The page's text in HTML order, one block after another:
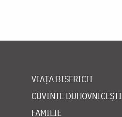
VIAȚA BISERICII
CUVINTE DUHOVNICEȘTI
FAMILIE